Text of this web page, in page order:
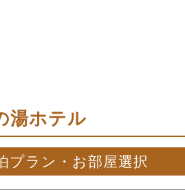
湯ホテル
プラン・お部屋選択